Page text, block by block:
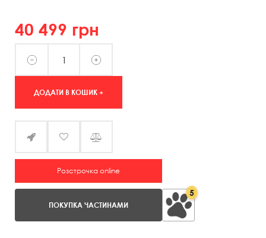
40 499 грн
ДОДАТИ В КОШИК +
Розстрочка online
ПОКУПКА ЧАСТИНАМИ
5